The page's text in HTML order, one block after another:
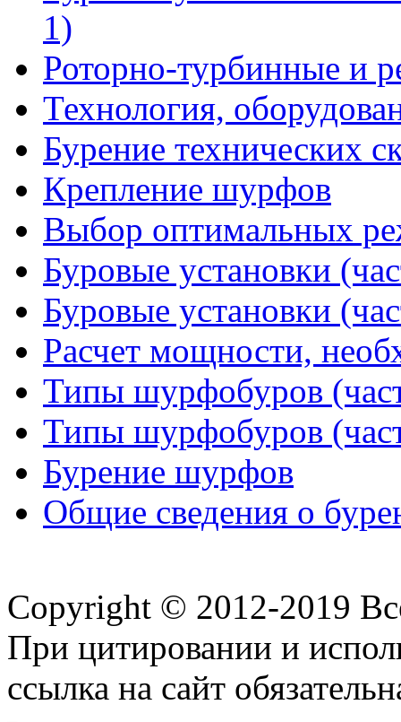
1)
Роторно-турбинные и
Технология,
Бурение технических
Крепление шурфов
Выбор оптимальных
Буровые установки
Буровые установки
Расчет мощности,
Типы шурфобуров
Типы шурфобуров
Бурение шурфов
Общие сведения о
Copyright © 2012-2019
При цитировании и
ссылка на сайт